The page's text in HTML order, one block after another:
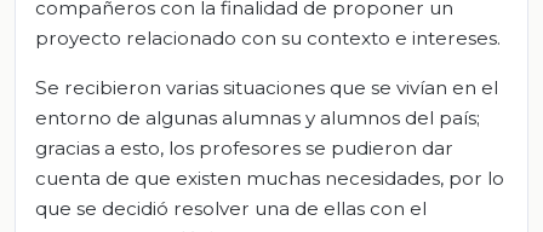
compañeros con la finalidad de proponer un
proyecto relacionado con su contexto e intereses.
Se recibieron varias situaciones que se vivían en el
entorno de algunas alumnas y alumnos del país;
gracias a esto, los profesores se pudieron dar
cuenta de que existen muchas necesidades, por lo
que se decidió resolver una de ellas con el